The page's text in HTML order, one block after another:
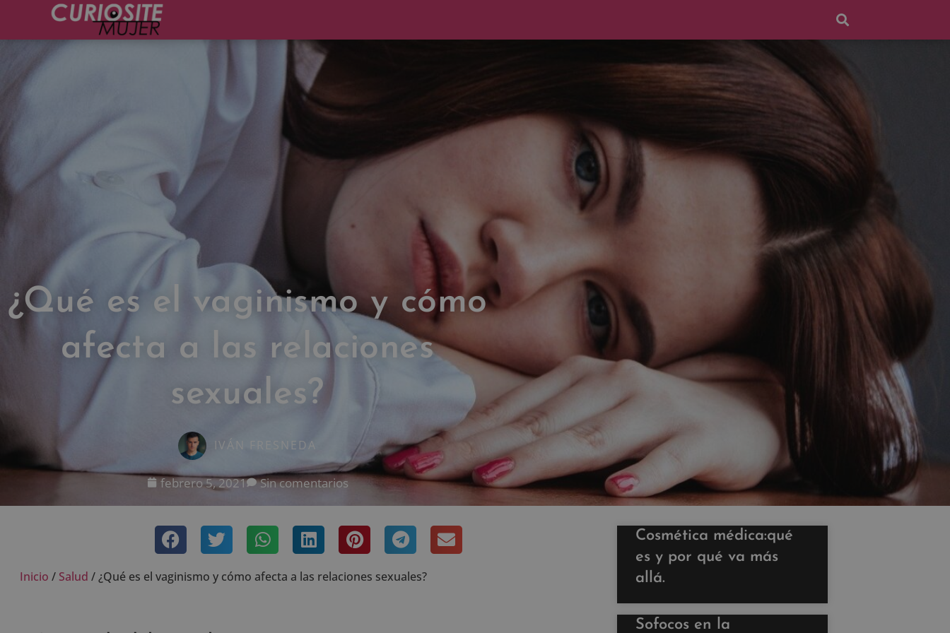
¿Qué es el vaginismo y cómo
afecta a las relaciones
sexuales?
IVÁN FRESNEDA
febrero 5, 2021 Sin comentarios
Inicio / Salud /¿Qué es el vaginismo y cómo afecta a las relaciones sexuales?
Cosmética médica:qué
es y por qué va más
allá.
Sofocos en la